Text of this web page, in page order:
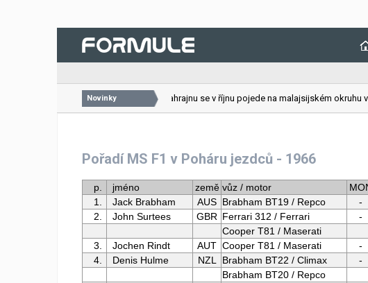
Novinky
26.07.2026 VC Bahrajnu se v říjnu pojede na malajsijském okruhu v
Pořadí MS F1 v Poháru jezdců - 1966
p. jméno země vůz / motor
1.
Jack Brabham AUS Brabham BT19 / Repco -
2.
John Surtees GBR Ferrari 312 / Ferrari -
Cooper T81 / Maserati
3.
Jochen Rindt AUT Cooper T81 / Maserati -
4.
Denis Hulme NZL Brabham BT22 / Climax -
Brabham BT20 / Repco